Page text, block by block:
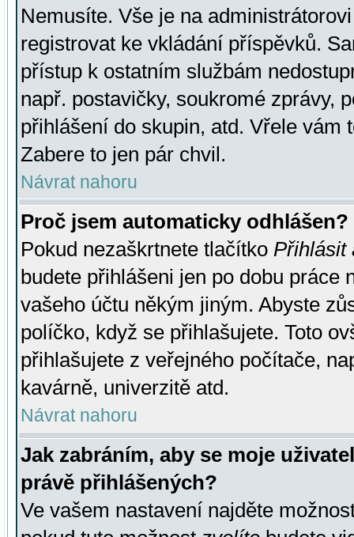
Nemusíte. Vše je na
registrovat ke vkládání příspěvků.
přístup k ostatním službám
např. postavičky, soukromé zprávy,
přihlášení do skupin, atd. Vřele vám
Zabere to jen pár chvil.
Návrat nahoru
Proč jsem automaticky odhlášen?
Pokud nezaškrtnete tlačítko Přihlásit
budete přihlášeni jen po dobu práce
vašeho účtu někým jiným. Abyste
políčko, když se přihlašujete. Toto
přihlašujete z veřejného počítače,
kavárně, univerzitě atd.
Návrat nahoru
Jak zabráním, aby se moje
právě přihlášených?
Ve vašem nastavení najděte